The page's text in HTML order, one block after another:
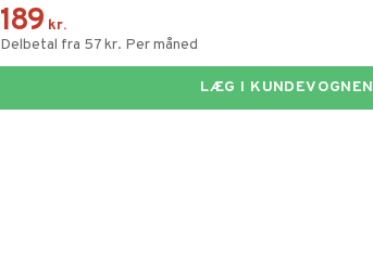
189 kr.
Delbetal fra 57 kr. Per måned
LÆG I KUNDEVOGNEN